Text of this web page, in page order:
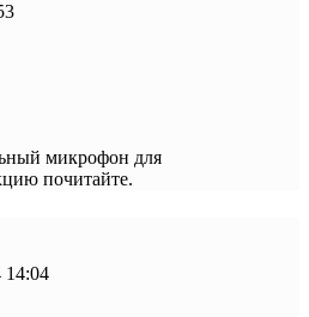
микрофон для
почитайте.
14:04